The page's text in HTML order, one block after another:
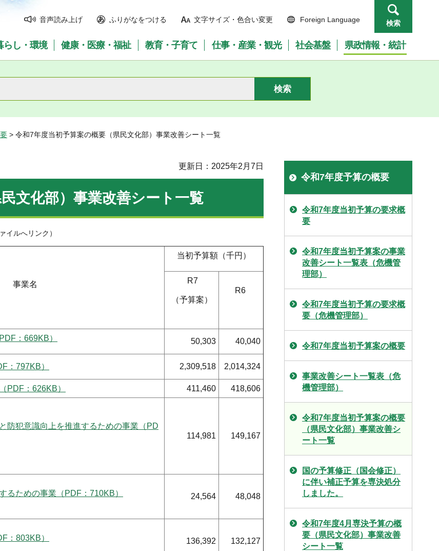
音声読み上げ ふりがなをつける 文字サイズ・色合い変更 Foreign Language 検索
らし・環境 健康・医療・福祉 教育・子育て 仕事・産業・観光 社会基盤 県政情報・統計
> 令和7年度当初予算案の概要（県民文化部）事業改善シート一覧
更新日：2025年2月7日
文化部）事業改善シート一覧
イルへリンク）
事業名
当初予算額（千円）
R7
（予算案）
R6
：669KB） 50,303 40,040
：797KB） 2,309,518 2,014,324
PDF：626KB） 411,460 418,606
防犯意識向上を推進するための事業（PD
114,981 149,167
るための事業（PDF：710KB） 24,564 48,048
：803KB） 136,392 132,127
令和7年度予算の概要
令和7年度当初予算の要求概
要
令和7年度当初予算案の事業
改善シート一覧表（危機管
理部）
令和7年度当初予算の要求概
要（危機管理部）
令和7年度当初予算案の概要
事業改善シート一覧表（危
機管理部）
令和7年度当初予算案の概要
（県民文化部）事業改善シ
ート一覧
国の予算修正（国会修正）
に伴い補正予算を専決処分
しました。
令和7年度4月専決予算の概
要（県民文化部）事業改善
シート一覧